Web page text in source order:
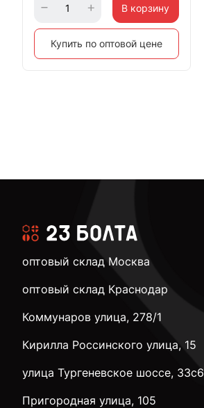
В корзину
Купить по оптовой цене
оптовый склад Москва
оптовый склад Краснодар
Коммунаров улица, 278/1
Кирилла Россинского улица, 15
улица Тургеневское шоссе, 33с6
Пригородная улица, 105